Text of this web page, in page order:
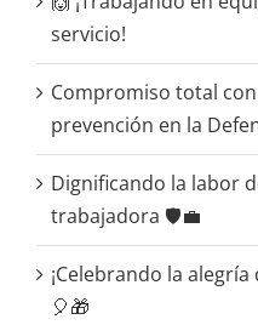
servicio!
Compromiso total
prevención en la
Dignificando la labor
trabajadora 🛡️💼
¡Celebrando la
🎈🎁